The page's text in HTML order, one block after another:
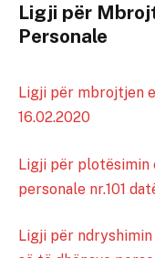
Ligji për
Personale
Ligji për mbrojtjen
16.02.2020
Ligji për plotësimin
personale nr.101
Ligji për